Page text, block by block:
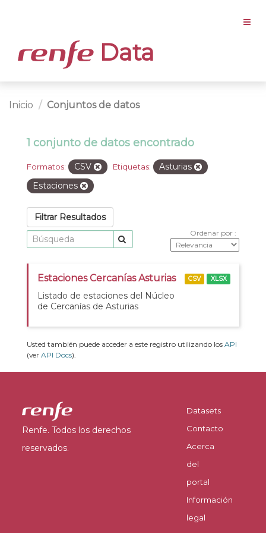
Data
Inicio Conjuntos de datos
1 conjunto de datos encontrado
Formatos: CSV Etiquetas:
Asturias
Estaciones
Filtrar Resultados
Ordenar por
Estaciones Cercanías Asturias
Listado de estaciones del Núcleo
de Cercanías de Asturias
CSV XLSX
Usted también puede acceder a este registro utilizando los API
(ver API Docs).
Renfe. Todos los derechos
reservados.
Datasets
Contacto
Acerca
del
portal
Información
legal